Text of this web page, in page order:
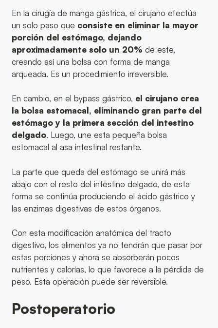
En la cirugía de manga gástrica, el cirujano efectúa
un solo paso que consiste en eliminar la mayor
porción del estómago, dejando
aproximadamente solo un 20% de este,
creando así una bolsa con forma de manga
arqueada. Es un procedimiento irreversible.
En cambio, en el bypass gástrico, el cirujano crea
la bolsa estomacal, eliminando gran parte del
estómago y la primera sección del intestino
delgado. Luego, une esta pequeña bolsa
estomacal al asa intestinal restante.
La parte que queda del estómago se unirá más
abajo con el resto del intestino delgado, de esta
forma se continúa produciendo el ácido gástrico y
las enzimas digestivas de estos órganos.
Con esta modificación anatómica del tracto
digestivo, los alimentos ya no tendrán que pasar por
estas porciones y ahora se absorberán pocos
nutrientes y calorías, lo que favorece a la pérdida de
peso. Esta operación puede ser reversible.
Postoperatorio